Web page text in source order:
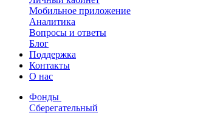
Мобильное приложение
Аналитика
Вопросы и ответы
Блог
Поддержка
Контакты
О нас
Фонды
Сберегательный